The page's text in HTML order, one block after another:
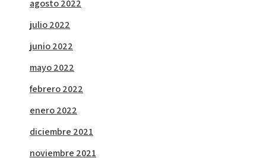
agosto 2022
julio 2022
junio 2022
mayo 2022
febrero 2022
enero 2022
diciembre 2021
noviembre 2021